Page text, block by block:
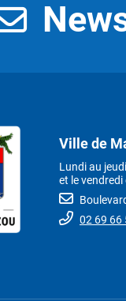
Ville de
Lundi au
et le
02 69 66